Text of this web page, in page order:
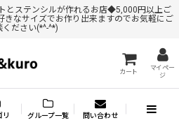
とステンシルが作れるお店◆5,000円以上ご
なサイズでお作り出来ますのでお気軽にご
ください(*^-^*)
カート
マイペー
ジ
リ グループ一覧 問い合わせ